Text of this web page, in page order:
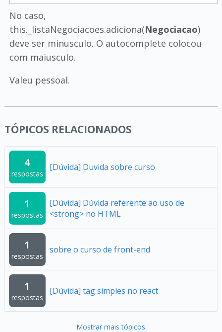
No caso,
this._listaNegociacoes.adiciona(Negociacao)
deve ser minusculo. O autocomplete colocou
com maiusculo.
Valeu pessoal.
TÓPICOS RELACIONADOS
4
respostas
[Dúvida] Duvida sobre curso
1
respostas
[Dúvida] Dúvida referente ao uso de
<strong> no HTML
1
respostas
sobre o curso de front-end
1
respostas
[Dúvida] tag simples no react
Mostrar mais tópicos